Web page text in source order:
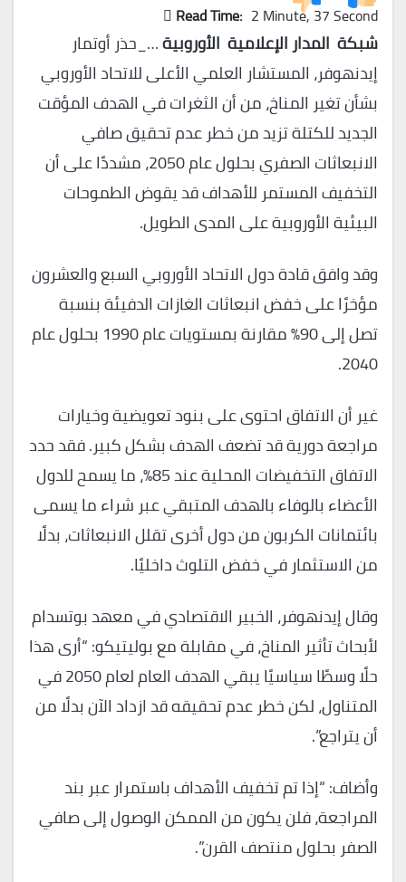
Read Time: 2 Minute, 37 Second
شبكة المدار الإعلامية الأوروبية…_حذر أوتمار
إيدنهوفر، المستشار العلمي الأعلى للاتحاد الأوروبي
بشأن تغير المناخ، من أن الثغرات في الهدف المؤقت
الجديد للكتلة تزيد من خطر عدم تحقيق صافي
الانبعاثات الصفري بحلول عام 2050، مشددًا على أن
التخفيف المستمر للأهداف قد يقوض الطموحات
البيئية الأوروبية على المدى الطويل.
وقد وافق قادة دول الاتحاد الأوروبي السبع والعشرون
مؤخرًا على خفض انبعاثات الغازات الدفيئة بنسبة
تصل إلى 90% مقارنة بمستويات عام 1990 بحلول عام
2040.
غير أن الاتفاق احتوى على بنود تعويضية وخيارات
مراجعة دورية قد تضعف الهدف بشكل كبير. فقد حدد
الاتفاق التخفيضات المحلية عند 85%، ما يسمح للدول
الأعضاء بالوفاء بالهدف المتبقي عبر شراء ما يسمى
بائتمانات الكربون من دول أخرى تقلل الانبعاثات، بدلًا
من الاستثمار في خفض التلوث داخليًا.
وقال إيدنهوفر، الخبير الاقتصادي في معهد بوتسدام
لأبحاث تأثير المناخ، في مقابلة مع بوليتيكو: “أرى هذا
حلًا وسطًا سياسيًا يبقي الهدف العام لعام 2050 في
المتناول، لكن خطر عدم تحقيقه قد ازداد الآن بدلًا من
أن يتراجع”.
وأضاف: “إذا تم تخفيف الأهداف باستمرار عبر بند
المراجعة، فلن يكون من الممكن الوصول إلى صافي
الصفر بحلول منتصف القرن”.